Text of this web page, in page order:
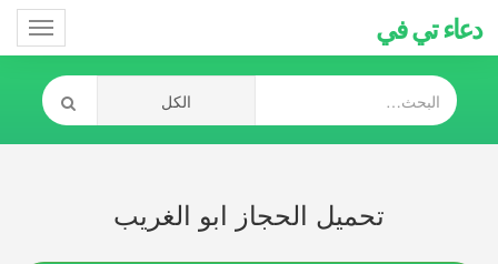
دعاء تي في
تحميل الحجاز ابو الغريب